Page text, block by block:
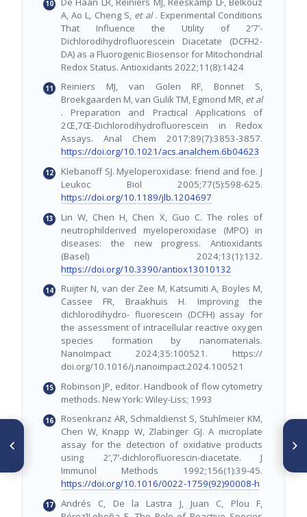
A, Ao L, Cheng S, et al. Experimental Conditions
That Influence the Utility of 2’7’-
Dichlorodihydrofluorescein Diacetate (DCFH2-
DA) as a Fluorogenic Biosensor for Mitochondrial
Redox Status. Antioxidants 2022;11(8):1424
Reiniers MJ, van Golen RF, Bonnet S,
Broekgaarden M, van Gulik TM, Egmond MR, et al
. Preparation and Practical Applications of
2Œ,7Œ-Dichlorodihydrofluorescein in Redox
Assays. Anal Chem 2017;89(7):3853-3857.
https://doi.org/10.1021/acs.analchem.6b04623
Klebanoff SJ. Myeloperoxidase: friend and foe. J
Leukoc Biol 2005;77(5):598-625.
https://doi.org/10.1189/jlb.1204697
Lin W, Chen H, Chen X, Guo C. The roles of
neutrophilderived myeloperoxidase (MPO) in
diseases: the new progress. Antioxidants
(Basel) 2024;13(1):132.
https://doi.org/10.3390/antiox13010132
Ruijter N, van der Zee M, Katsumiti A, Boyles M,
Cassee FR, Braakhuis H. Improving the
dichlorodihydro- fluorescein (DCFH) assay for
the assessment of intracellular reactive oxygen
species formation by nanomaterials.
NanoImpact 2024;35:100521. https://
doi.org/10.1016/j.nanoimpact.2024.100521
Robinson JP, editor. Handbook of flow cytometry
methods. New York: Wiley-Liss; 1993
Rosenkranz AR, Schmaldienst S, Stuhlmeier KM,
Chen W, Knapp W, Zlabinger GJ. A microplate
assay for the detection of oxidative products
using 2’,7’-dichlorofluorescin-diacetate. J
Immunol Methods 1992;156(1):39-45.
https://doi.org/10.1016/0022-1759(92)90008-h
Andrés C, De la Lastra J, Juan C, Plou F,
ARTÍCULO ANTERIOR
SIGUIENTE ARTÍCULO
Automedicación y factores
influyentes. Hospital San Juan
de Dios, julio 2025